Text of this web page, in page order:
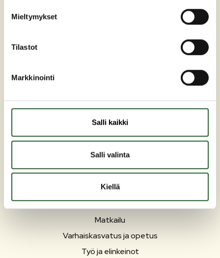
Mieltymykset
Tilastot
Markkinointi
Salli kaikki
Salli valinta
Kiellä
Asuminen ja ympäristö
Liikunta ja vapaa-aika
Matkailu
Varhaiskasvatus ja opetus
Työ ja elinkeinot